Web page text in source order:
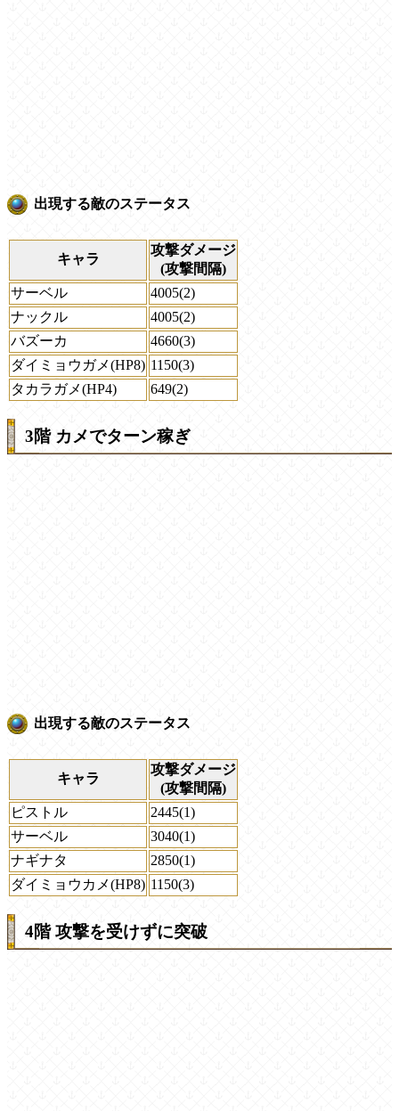
出現する敵のステータス
キャラ
攻撃ダメージ
(攻撃間隔)
サーベル
4005(2)
ナックル
4005(2)
バズーカ
4660(3)
ダイミョウガメ(HP8) 1150(3)
タカラガメ(HP4)
649(2)
3階 カメでターン稼ぎ
出現する敵のステータス
キャラ
攻撃ダメージ
(攻撃間隔)
ピストル
2445(1)
サーベル
3040(1)
ナギナタ
2850(1)
ダイミョウカメ(HP8) 1150(3)
4階 攻撃を受けずに突破